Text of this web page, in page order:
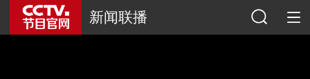
新闻联播